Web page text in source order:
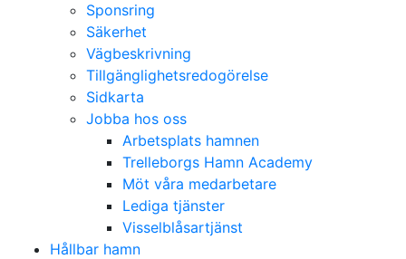
Sponsring
Säkerhet
Vägbeskrivning
Tillgänglighetsredogörelse
Sidkarta
Jobba hos oss
Arbetsplats hamnen
Trelleborgs Hamn Academy
Möt våra medarbetare
Lediga tjänster
Visselblåsartjänst
Hållbar hamn